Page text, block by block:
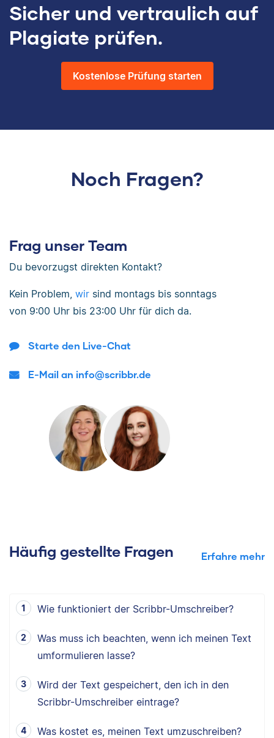
Sicher und vertraulich auf
Plagiate prüfen.
Kostenlose Prüfung starten
Noch Fragen?
Frag unser Team
Du bevorzugst direkten Kontakt?
Kein Problem, wir sind montags bis sonntags
von 9:00 Uhr bis 23:00 Uhr für dich da.
Starte den Live-Chat
E-Mail an info@scribbr.de
Häufig gestellte Fragen Erfahre mehr
Wie funktioniert der Scribbr-Umschreiber?
Was muss ich beachten, wenn ich meinen Text
umformulieren lasse?
Wird der Text gespeichert, den ich in den
Scribbr-Umschreiber eintrage?
Was kostet es, meinen Text umzuschreiben?